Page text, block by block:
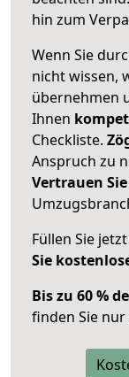
hin zum
Wenn Sie
nicht wissen,
übernehmen
Ihnen
Checkliste.
Anspruch zu
Vertrauen
Füllen Sie
Sie
Bis zu 60 %
finden Sie nur